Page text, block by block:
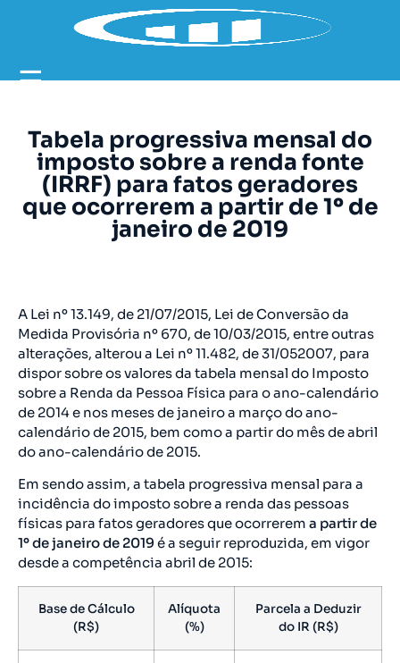
☰
Tabela progressiva mensal do
imposto sobre a renda fonte
(IRRF) para fatos geradores
que ocorrerem a partir de 1º de
janeiro de 2019
A Lei nº 13.149, de 21/07/2015, Lei de Conversão da
Medida Provisória nº 670, de 10/03/2015, entre outras
alterações, alterou a Lei nº 11.482, de 31/052007, para
dispor sobre os valores da tabela mensal do Imposto
sobre a Renda da Pessoa Física para o ano-calendário
de 2014 e nos meses de janeiro a março do ano-
calendário de 2015, bem como a partir do mês de abril
do ano-calendário de 2015.
Em sendo assim, a tabela progressiva mensal para a
incidência do imposto sobre a renda das pessoas
físicas para fatos geradores que ocorrerem a partir de
1º de janeiro de 2019 é a seguir reproduzida, em vigor
desde a competência abril de 2015:
Base de Cálculo
(R$)
Alíquota
(%)
Parcela a Deduzir
do IR (R$)